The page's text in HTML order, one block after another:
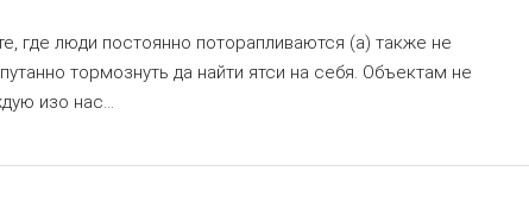
где люди постоянно поторапливаются (а) также не
тормознуть да найти ятси на себя. Объектам не
изо нас...